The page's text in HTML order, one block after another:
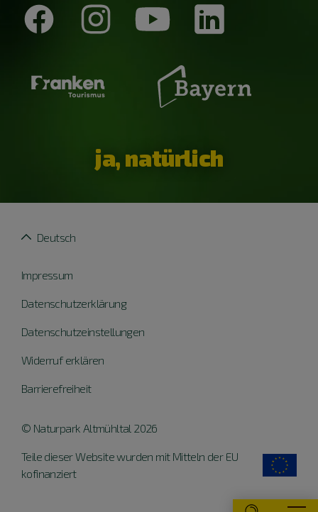
ja, natürlich
Impressum
Datenschutzerklärung
Datenschutzeinstellungen
Widerruf erklären
Barrierefreiheit
Deutsch
© Naturpark Altmühltal 2026
Teile dieser Website wurden mit Mitteln der EU
kofinanziert